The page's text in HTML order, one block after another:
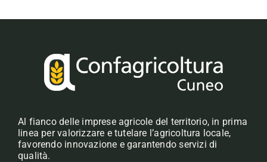
Al fianco delle imprese agricole del territorio, in prima
linea per valorizzare e tutelare l’agricoltura locale,
favorendo innovazione e garantendo servizi di
qualità.